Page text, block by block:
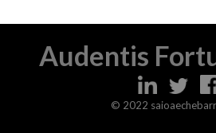
Audentis
© 2022